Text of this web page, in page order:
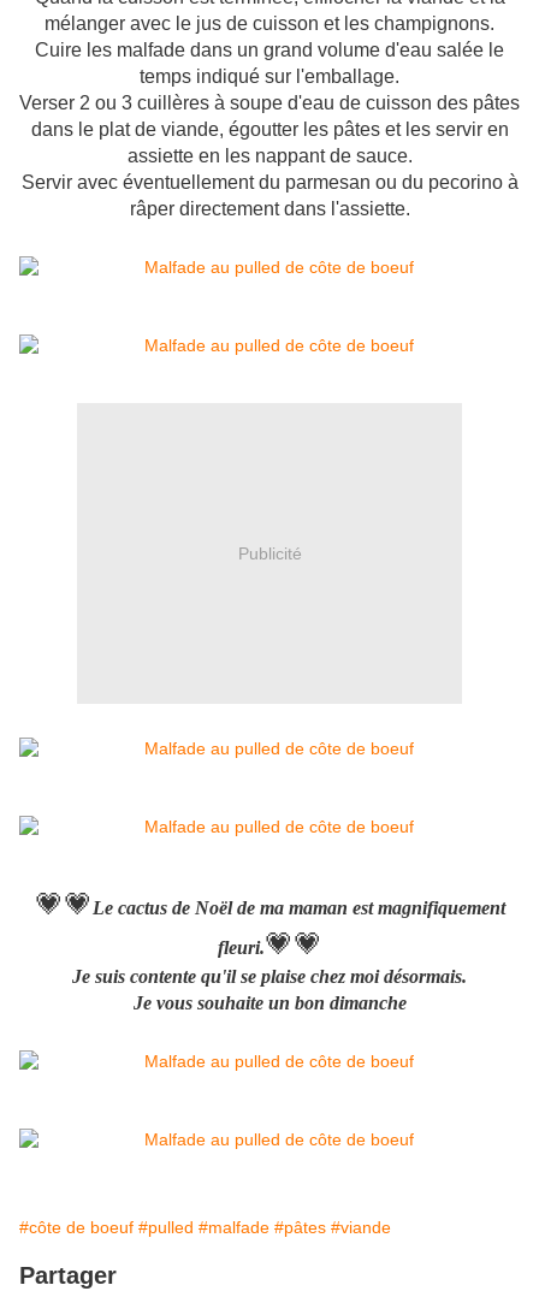
mélanger avec le jus de cuisson et les champignons.
Cuire les malfade dans un grand volume d'eau salée le
temps indiqué sur l'emballage.
Verser 2 ou 3 cuillères à soupe d'eau de cuisson des pâtes
dans le plat de viande, égoutter les pâtes et les servir en
assiette en les nappant de sauce.
Servir avec éventuellement du parmesan ou du pecorino à
râper directement dans l'assiette.
Publicité
💗💗 Le cactus de Noël de ma maman est magnifiquement
fleuri.💗💗
Je suis contente qu'il se plaise chez moi désormais.
Je vous souhaite un bon dimanche
#côte de boeuf #pulled #malfade #pâtes #viande
Partager